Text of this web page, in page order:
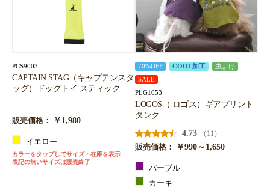
PCS9003
CAPTAIN STAG（キャプテンスタ
ッグ）ドッグトイ スティック
販売価格： ￥1,980
イエロー
カラーをタップしてサイズ・在庫を表示
表記の無いサイズは販売終了
70%OFF COOL加工
虫よけ
SALE
PLG1053
LOGOS（ ロゴス）ギアプリント
タンク
4.73
（11）
販売価格：
￥990～1,650
パープル
カーキ